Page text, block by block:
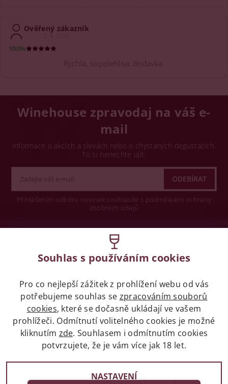
Ověřený zákazník
100%
Rychla, sopolehliva dodavka.
Winehouse zpravodaj na váš e-
mail
Informace o akcích a slevách nebo o chystaných degustacích.
To si nenechte ujít.
Přihlášením odběru novinek souhlasíte s podmínkami ochrany
osobních údajů
Legislativa
Zákaz prodeje alkoholických nápojů osobám
mladších 18 let.
Naše služby
Souhlas s používáním cookies
Pro co nejlepší zážitek z prohlížení webu od vás
potřebujeme souhlas se zpracováním souborů
cookies, které se dočasně ukládají ve vašem
prohlížeči. Odmítnutí volitelného cookies je možné
kliknutím zde. Souhlasem i odmítnutím cookies
potvrzujete, že je vám více jak 18 let.
NASTAVENÍ